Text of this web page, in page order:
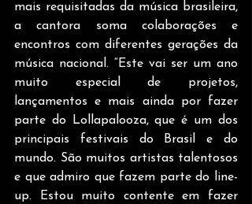
mais requisitadas da música brasileira,
a cantora soma colaborações e
encontros com diferentes gerações da
música nacional. “Este vai ser um ano
muito especial de projetos,
lançamentos e mais ainda por fazer
parte do Lollapalooza, que é um dos
principais festivais do Brasil e do
mundo. São muitos artistas talentosos
e que admiro que fazem parte do line-
up. Estou muito contente em fazer